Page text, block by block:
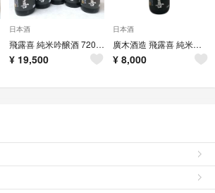
日本酒
飛露喜 純米吟醸酒 720ml ５本セット
¥ 19,500
日本酒
廣木酒造 飛露喜 純米吟醸 黒ラベル 16％ 1800ml【S4】
¥ 8,000